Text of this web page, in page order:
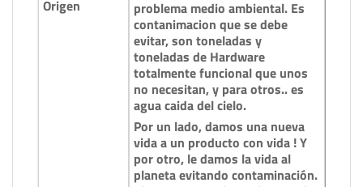
Origen
problema medio ambiental. Es
contanimacion que se debe
evitar, son toneladas y
toneladas de Hardware
totalmente funcional que unos
no necesitan, y para otros.. es
agua caida del cielo.
Por un lado, damos una nueva
vida a un producto con vida ! Y
por otro, le damos la vida al
planeta evitando contaminación.